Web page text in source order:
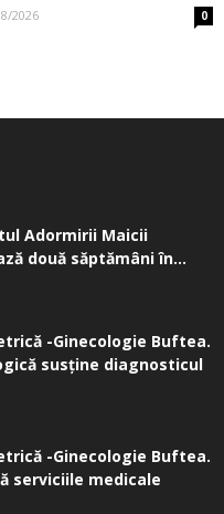
2026 0
Adormirii Maicii
două săptămâni în...
-Ginecologie Buftea.
susţine diagnosticul
-Ginecologie Buftea.
serviciile medicale